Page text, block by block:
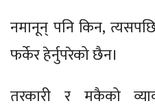
नमानून् पनि किन,
फर्केर हेर्नुपरेको छैन।
तरकारी र मकैको